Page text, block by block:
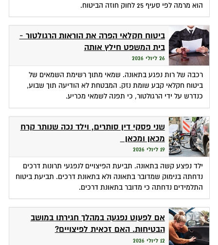
הוא מרמה לפי סעיף 25 לחוק חוזה הביטוח.
ביטוח חקלאי הפרה את הוראות הרגולטור -
בית המשפט חילץ אותה
26 ליולי 2026
רכבה של רות נפגע בתאונה. שמאי מתוך רשימת השמאים של
ביטוח חקלאי קבע שומת נזק. המבטחת לא הודיעה תוך שבוע,
כנדרש על ידי הרגולטור, כי תפנה לשמאי מכריע.
שני פסקי דין סותרים, וילד נכה שנותר קרח
מכאן ומכאן
19 ליולי 2026
ילד נפצע קשה בתאונה. תביעת הפיצויים לנפגעי תרונות דרכים
נדחתה בנימוק שמדובר בתאונה ולא בתאונת דרכים. תביעת ביטוח
התלמידים נדחתה כי מדובר בתאונת דרכים.
אם לפעוט נפגעה במהלך חגירתו במושב
הבטיחות. האם זכאית לפיצויים?
12 ליולי 2026